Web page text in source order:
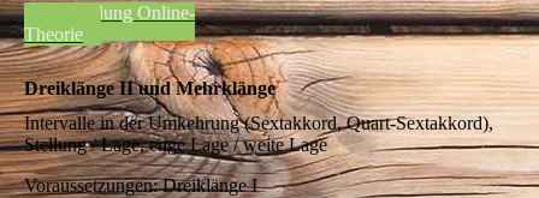
Anmeldung Online-
Theorie
Dreiklänge II und Mehrklänge
Intervalle in der Umkehrung (Sextakkord, Quart-Sextakkord),
Stellung / Lage, enge Lage / weite Lage
Voraussetzungen: Dreiklänge I